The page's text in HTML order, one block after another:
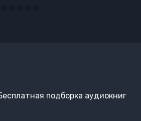
подборка аудиокниг